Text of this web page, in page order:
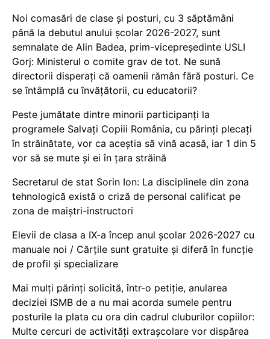
Noi comasări de clase și posturi, cu 3 săptămâni
până la debutul anului școlar 2026-2027, sunt
semnalate de Alin Badea, prim-vicepreședinte USLI
Gorj: Ministerul o comite grav de tot. Ne sună
directorii disperați că oamenii rămân fără posturi. Ce
se întâmplă cu învățătorii, cu educatorii?
Peste jumătate dintre minorii participanți la
programele Salvați Copiii România, cu părinți plecați
în străinătate, vor ca aceștia să vină acasă, iar 1 din 5
vor să se mute și ei în țara străină
Secretarul de stat Sorin Ion: La disciplinele din zona
tehnologică există o criză de personal calificat pe
zona de maiștri-instructori
Elevii de clasa a IX-a încep anul școlar 2026-2027 cu
manuale noi / Cărțile sunt gratuite și diferă în funcție
de profil și specializare
Mai mulți părinți solicită, într-o petiție, anularea
deciziei ISMB de a nu mai acorda sumele pentru
posturile la plata cu ora din cadrul cluburilor copiilor:
Multe cercuri de activități extrașcolare vor dispărea